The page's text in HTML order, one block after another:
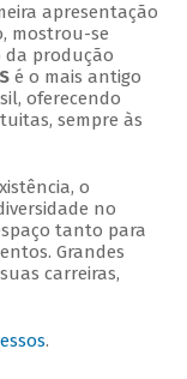
apresentação
mostrou-se
da produção
é o mais antigo
oferecendo
sempre às
o
no
tanto para
Grandes
carreiras,
.